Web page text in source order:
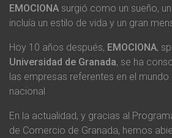
EMOCIONA surgió como un sueño,
incluía un estilo de vida y un gran
Hoy 10 años después, EMOCIONA,
Universidad de Granada, se ha
las empresas referentes en el mundo
nacional
En la actualidad, y gracias al
de Comercio de Granada, hemos